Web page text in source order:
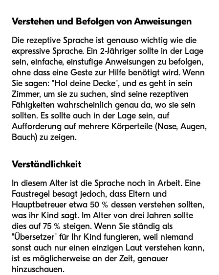
Verstehen und Befolgen von Anweisungen
Die rezeptive Sprache ist genauso wichtig wie die
expressive Sprache. Ein 2-Jähriger sollte in der Lage
sein, einfache, einstufige Anweisungen zu befolgen,
ohne dass eine Geste zur Hilfe benötigt wird. Wenn
Sie sagen: "Hol deine Decke", und es geht in sein
Zimmer, um sie zu suchen, sind seine rezeptiven
Fähigkeiten wahrscheinlich genau da, wo sie sein
sollten. Es sollte auch in der Lage sein, auf
Aufforderung auf mehrere Körperteile (Nase, Augen,
Bauch) zu zeigen.
Verständlichkeit
In diesem Alter ist die Sprache noch in Arbeit. Eine
Faustregel besagt jedoch, dass Eltern und
Hauptbetreuer etwa 50 % dessen verstehen sollten,
was ihr Kind sagt. Im Alter von drei Jahren sollte
dies auf 75 % steigen. Wenn Sie ständig als
"Übersetzer" für Ihr Kind fungieren, weil niemand
sonst auch nur einen einzigen Laut verstehen kann,
ist es möglicherweise an der Zeit, genauer
hinzuschauen.